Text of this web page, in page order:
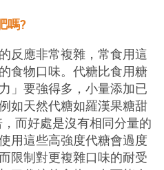
嗎?
反應非常複雜，常食用這
食物口味。代糖比食用糖
」要強得多，小量添加已
如天然代糖如羅漢果糖甜
，而好處是沒有相同分量的
用這些高強度代糖會過度
限制對更複雜口味的耐受